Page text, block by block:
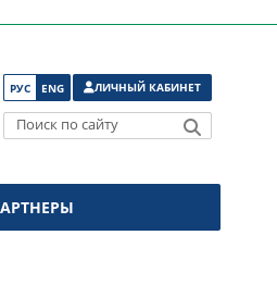
РУС ENG ЛИЧНЫЙ КАБИНЕТ
Поиск по сайту